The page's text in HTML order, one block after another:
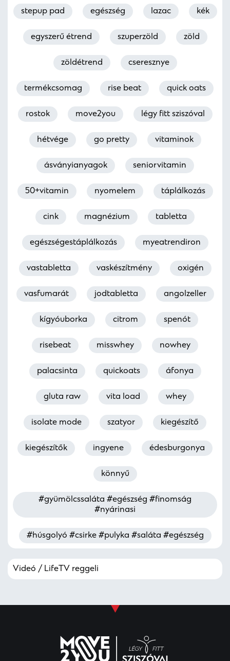
stepup pad egészség lazac kék
egyszerű étrend szuperzöld zöld
zöldétrend cseresznye
termékcsomag rise beat quick oats
rostok move2you légy fitt sziszóval
hétvége go pretty vitaminok
ásványianyagok seniorvitamin
50+vitamin nyomelem táplálkozás
cink magnézium tabletta
egészségestáplálkozás myeatrendiron
vastabletta vaskészítmény oxigén
vasfumarát jodtabletta angolzeller
kígyóuborka citrom spenót
risebeat misswhey nowhey
palacsinta quickoats áfonya
gluta raw vita load whey
isolate mode szatyor kiegészítő
kiegészítők ingyene édesburgonya
könnyű
#gyümölcssaláta #egészség #finomság
#nyárinasi
#húsgolyó #csirke #pulyka #saláta #egészség
Videó / LifeTV reggeli